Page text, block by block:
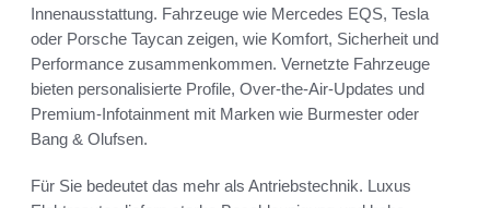
Innenausstattung. Fahrzeuge wie Mercedes EQS, Tesla
oder Porsche Taycan zeigen, wie Komfort, Sicherheit und
Performance zusammenkommen. Vernetzte Fahrzeuge
bieten personalisierte Profile, Over-the-Air-Updates und
Premium-Infotainment mit Marken wie Burmester oder
Bang & Olufsen.
Für Sie bedeutet das mehr als Antriebstechnik. Luxus